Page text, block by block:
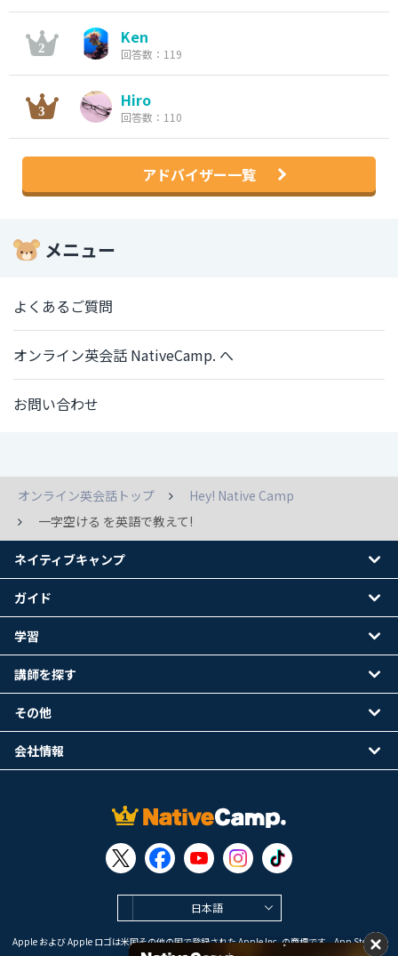
Ken
回答数：119
Hiro
回答数：110
アドバイザー一覧
メニュー
よくあるご質問
オンライン英会話 NativeCamp. へ
お問い合わせ
オンライン英会話トップ
Hey! Native Camp
一字空ける を英語で教えて!
日本語
Apple および Apple ロゴは米国その他の国で登録された Apple Inc. の商標です。App Store は
ネイティブキャンプ
ガイド
学習
講師を探す
その他
会社情報